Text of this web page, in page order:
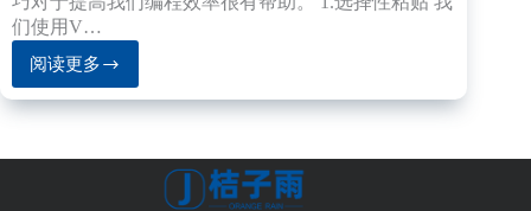
们使用V…
阅读更多
VS
的